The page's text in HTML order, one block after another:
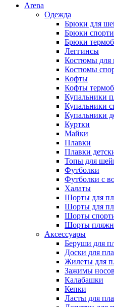
Arena
Одежда
Брюки для
Брюки
Брюки
Леггинсы
Костюмы для
Костюмы
Кофты
Кофты
Купальники
Купальники
Купальники
Куртки
Майки
Плавки
Плавки
Топы для
Футболки
Футболки с
Халаты
Шорты для
Шорты для
Шорты
Шорты
Аксессуары
Беруши для
Доски для
Жилеты для
Зажимы
Калабашки
Кепки
Ласты для